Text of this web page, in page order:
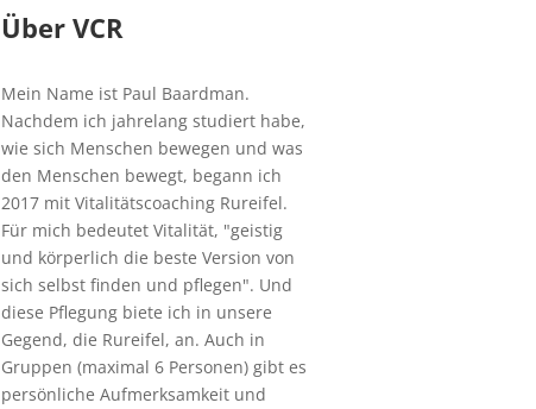
Über VCR
Mein Name ist Paul Baardman.
Nachdem ich jahrelang studiert habe,
wie sich Menschen bewegen und was
den Menschen bewegt, begann ich
2017 mit Vitalitätscoaching Rureifel.
Für mich bedeutet Vitalität, "geistig
und körperlich die beste Version von
sich selbst finden und pflegen". Und
diese Pflegung biete ich in unsere
Gegend, die Rureifel, an. Auch in
Gruppen (maximal 6 Personen) gibt es
persönliche Aufmerksamkeit und